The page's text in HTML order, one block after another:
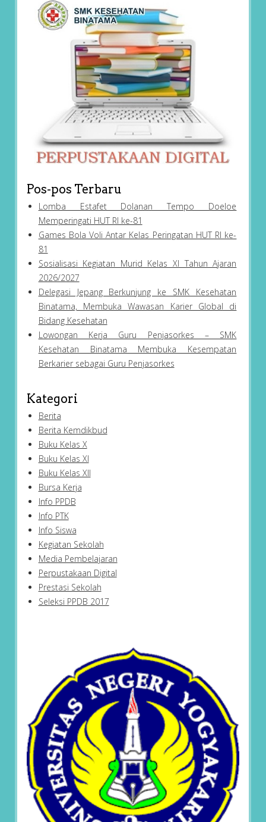
Pos-pos Terbaru
Lomba Estafet Dolanan Tempo Doeloe
Memperingati HUT RI ke-81
Games Bola Voli Antar Kelas Peringatan HUT RI ke-
81
Sosialisasi Kegiatan Murid Kelas XI Tahun Ajaran
2026/2027
Delegasi Jepang Berkunjung ke SMK Kesehatan
Binatama, Membuka Wawasan Karier Global di
Bidang Kesehatan
Lowongan Kerja Guru Penjasorkes – SMK
Kesehatan Binatama Membuka Kesempatan
Berkarier sebagai Guru Penjasorkes
Kategori
Berita
Berita Kemdikbud
Buku Kelas X
Buku Kelas XI
Buku Kelas XII
Bursa Kerja
Info PPDB
Info PTK
Info Siswa
Kegiatan Sekolah
Media Pembelajaran
Perpustakaan Digital
Prestasi Sekolah
Seleksi PPDB 2017